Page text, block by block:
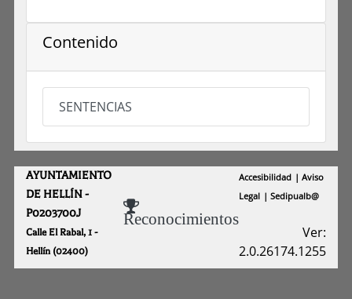
Contenido
SENTENCIAS
AYUNTAMIENTO
DE HELLÍN -
P0203700J
Calle El Rabal, 1 -
Hellín (02400)
Reconocimientos
Accesibilidad
Aviso
Legal
Sedipualb@
Ver:
2.0.26174.1255